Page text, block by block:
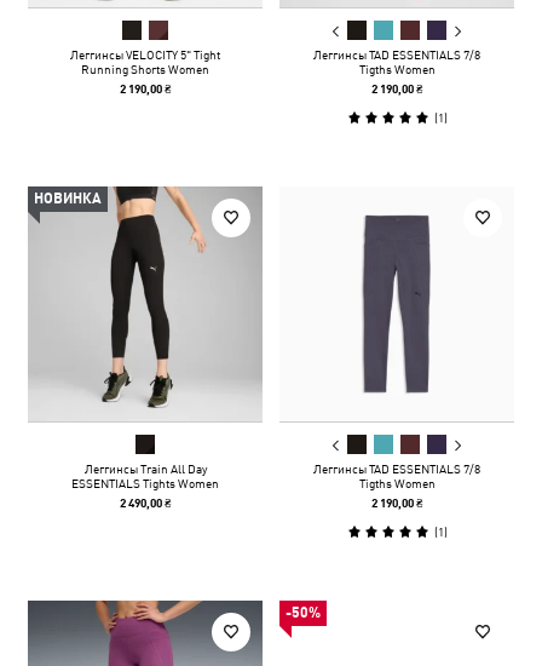
Леггинсы VELOCITY 5" Tight
Running Shorts Women
2 190,00 ₴
Леггинсы TAD ESSENTIALS 7/8
Tigths Women
2 190,00 ₴
(1)
НОВИНКА
Леггинсы Train All Day
ESSENTIALS Tights Women
2 490,00 ₴
Леггинсы TAD ESSENTIALS 7/8
Tigths Women
2 190,00 ₴
(1)
-50%